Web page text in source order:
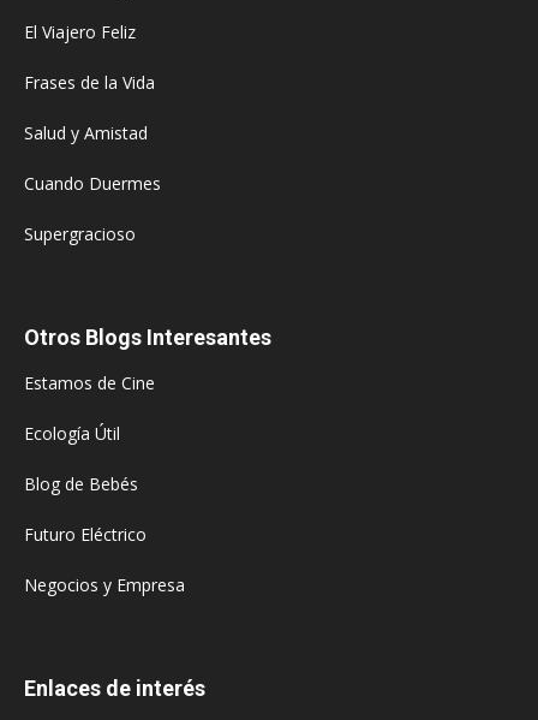
El Viajero Feliz
Frases de la Vida
Salud y Amistad
Cuando Duermes
Supergracioso
Otros Blogs Interesantes
Estamos de Cine
Ecología Útil
Blog de Bebés
Futuro Eléctrico
Negocios y Empresa
Enlaces de interés